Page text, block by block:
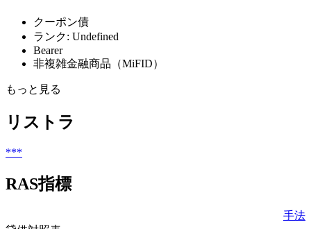
クーポン債
ランク: Undefined
Bearer
非複雑金融商品（MiFID）
もっと見る
リストラ
***
RAS指標
手法